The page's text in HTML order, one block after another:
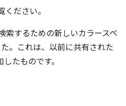
ください。
索するための新しいカラースペ
。これは、以前に共有された
たものです。